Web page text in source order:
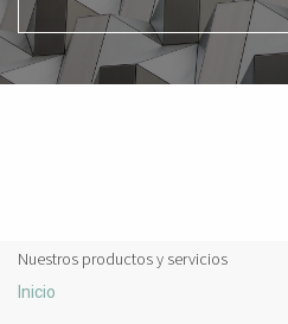
Nuestros productos y servicios
Inicio